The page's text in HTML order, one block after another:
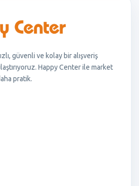
güvenli ve kolay bir alışveriş
Happy Center ile market
pratik.